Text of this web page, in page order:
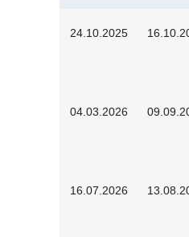
24.10.2025
04.03.2026
16.07.2026